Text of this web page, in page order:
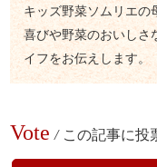
キッズ野菜ソムリエの
喜びや野菜のおいしさ
イフをお伝えします。
Vote / この記事に投